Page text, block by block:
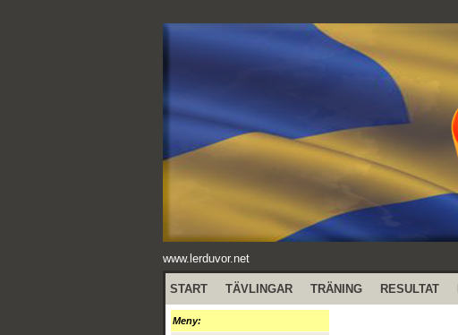
www.lerduvor.net
START TÄVLINGAR TRÄNING RESULTAT
Meny: